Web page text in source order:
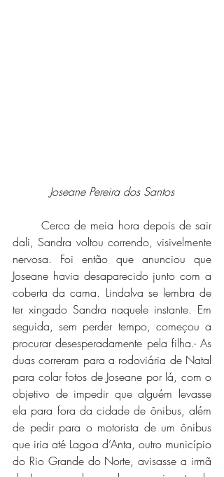
Joseane Pereira dos Santos
	Cerca de meia hora depois de sair
dali, Sandra voltou correndo, visivelmente
nervosa. Foi então que anunciou que
Joseane havia desaparecido junto com a
coberta da cama. Lindalva se lembra de
ter xingado Sandra naquele instante. Em
seguida, sem perder tempo, começou a
procurar desesperadamente pela filha.- As
duas correram para a rodoviária de Natal
para colar fotos de Joseane por lá, com o
objetivo de impedir que alguém levasse
ela para fora da cidade de ônibus, além
de pedir para o motorista de um ônibus
que iria até Lagoa d’Anta, outro município
do Rio Grande do Norte, avisasse a irmã